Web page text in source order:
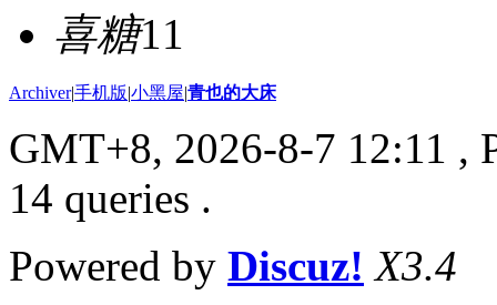
喜糖11
Archiver|手机版|小黑屋|青也的大床
GMT+8, 2026-8-7 12:11 ,
14 queries .
Powered by Discuz! X3.4